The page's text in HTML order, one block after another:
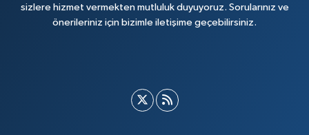
sizlere hizmet vermekten mutluluk duyuyoruz. Sorularınız ve
önerileriniz için bizimle iletişime geçebilirsiniz.